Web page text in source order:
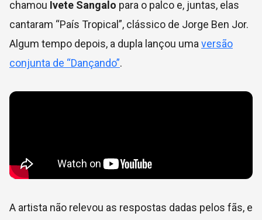
chamou Ivete Sangalo para o palco e, juntas, elas
cantaram “País Tropical”, clássico de Jorge Ben Jor.
Algum tempo depois, a dupla lançou uma versão
conjunta de “Dançando”.
A artista não relevou as respostas dadas pelos fãs, e